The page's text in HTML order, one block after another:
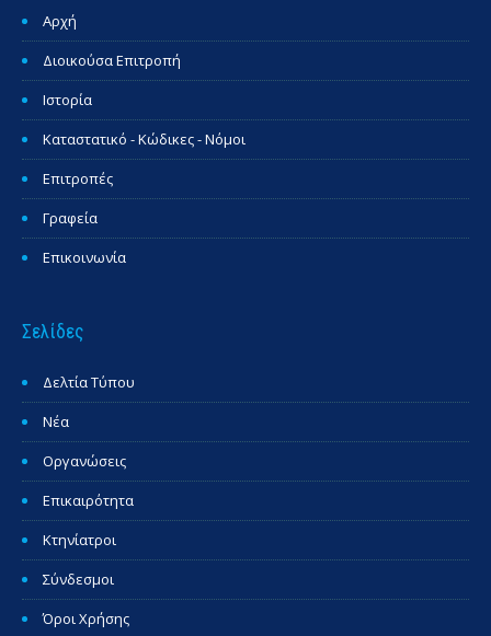
Αρχή
Διοικούσα Επιτροπή
Ιστορία
Καταστατικό - Κώδικες - Νόμοι
Επιτροπές
Γραφεία
Επικοινωνία
Σελίδες
Δελτία Τύπου
Νέα
Οργανώσεις
Επικαιρότητα
Κτηνίατροι
Σύνδεσμοι
Όροι Χρήσης